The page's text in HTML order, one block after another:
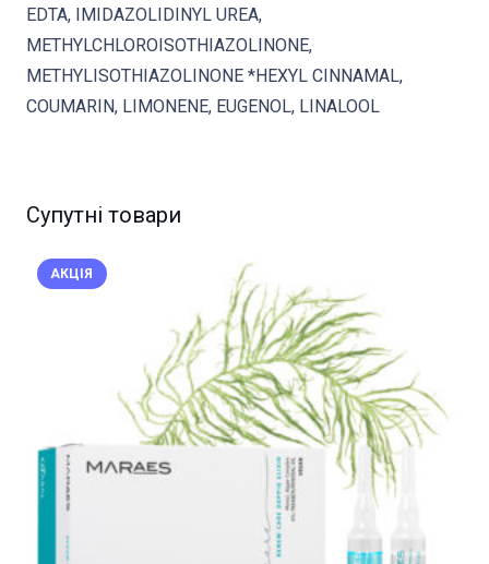
EDTA, IMIDAZOLIDINYL UREA,
METHYLCHLOROISOTHIAZOLINONE,
METHYLISOTHIAZOLINONE *HEXYL CINNAMAL,
COUMARIN, LIMONENE, EUGENOL, LINALOOL
Супутні товари
АКЦІЯ